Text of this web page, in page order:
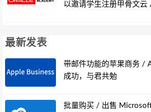
以邀请学生注册甲骨文云
最新发表
带邮件功能的苹果商务 /
成功，与君共勉
批量购买 / 出售